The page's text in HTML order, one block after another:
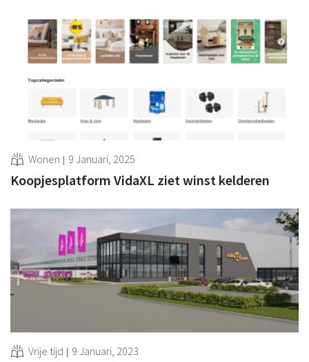
Wonen 9 Januari, 2025
Koopjesplatform VidaXL ziet winst kelderen
Vrije tijd 9 Januari, 2023